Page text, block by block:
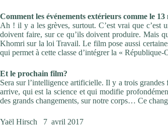
Comment les événements extérieurs comme le
Ah ! il y a les grèves, surtout. C’est vrai que c’est
doivent faire, sur ce qu’ils doivent produire. Mais
Khomri sur la loi Travail. Le film pose aussi
qui permet à cette classe d’intégrer la « République-
Et le prochain film?
Sera sur l’intelligence artificielle. Il y a trois
arrive, qui est la science et qui modifie
des grands changements, sur notre corps… Ce
Yaël Hirsch 7 avril 2017